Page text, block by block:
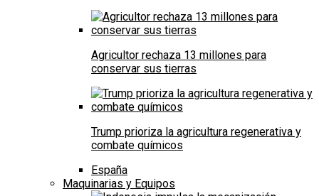
Agricultor rechaza 13 millones para
conservar sus tierras
Trump prioriza la agricultura regenerativa y
combate químicos
España
Maquinarias y Equipos